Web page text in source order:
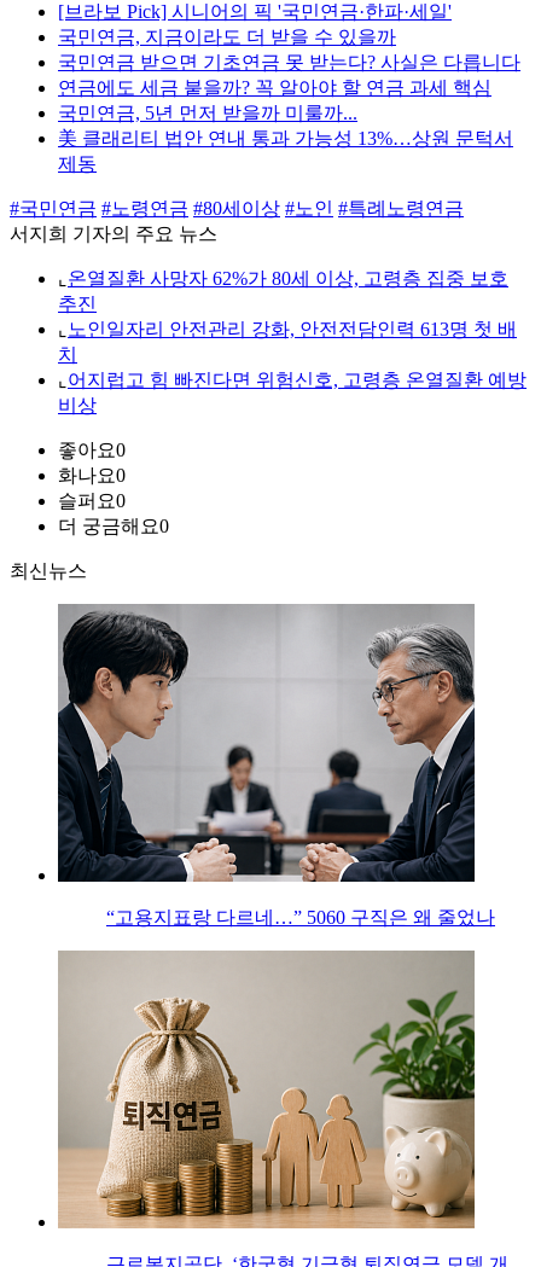
[브라보 Pick] 시니어의 픽 '국민연금·한파·세일'
국민연금, 지금이라도 더 받을 수 있을까
국민연금 받으면 기초연금 못 받는다? 사실은 다릅니다
연금에도 세금 붙을까? 꼭 알아야 할 연금 과세 핵심
국민연금, 5년 먼저 받을까 미룰까...
美 클래리티 법안 연내 통과 가능성 13%…상원 문턱서
제동
#국민연금 #노령연금 #80세이상 #노인 #특례노령연금
서지희 기자의 주요 뉴스
⌞ 온열질환 사망자 62%가 80세 이상, 고령층 집중 보호
추진
⌞ 노인일자리 안전관리 강화, 안전전담인력 613명 첫 배
치
⌞ 어지럽고 힘 빠진다면 위험신호, 고령층 온열질환 예방
비상
좋아요0
화나요0
슬퍼요0
더 궁금해요0
최신뉴스
“고용지표랑 다르네…” 5060 구직은 왜 줄었나